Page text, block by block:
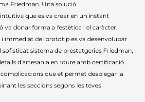
Friedman. Una solució
que es va crear en un instant
va donar forma a l'estètica i el caràcter.
immediat del prototip es va desenvolupar
sofisticat sistema de prestatgeries Friedman,
d'artesania en roure amb certificació
que et permet desplegar la
les seccions segons les teves